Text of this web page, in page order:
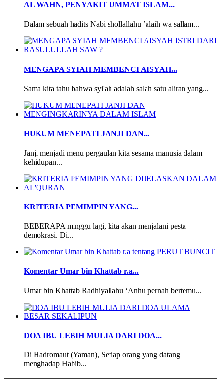
AL WAHN, PENYAKIT UMMAT ISLAM...
Dalam sebuah hadits Nabi shollallahu ’alaih wa sallam...
MENGAPA SYIAH MEMBENCI AISYAH...
Sama kita tahu bahwa syi'ah adalah salah satu aliran yang...
HUKUM MENEPATI JANJI DAN...
Janji menjadi menu pergaulan kita sesama manusia dalam
kehidupan...
KRITERIA PEMIMPIN YANG...
BEBERAPA minggu lagi, kita akan menjalani pesta
demokrasi. Di...
Komentar Umar bin Khattab r.a...
Umar bin Khattab Radhiyallahu ‘Anhu pernah bertemu...
DOA IBU LEBIH MULIA DARI DOA...
Di Hadromaut (Yaman), Setiap orang yang datang
menghadap Habib...